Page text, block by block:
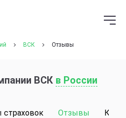
ВСК Отзывы
ВСК в России
страховок Отзывы